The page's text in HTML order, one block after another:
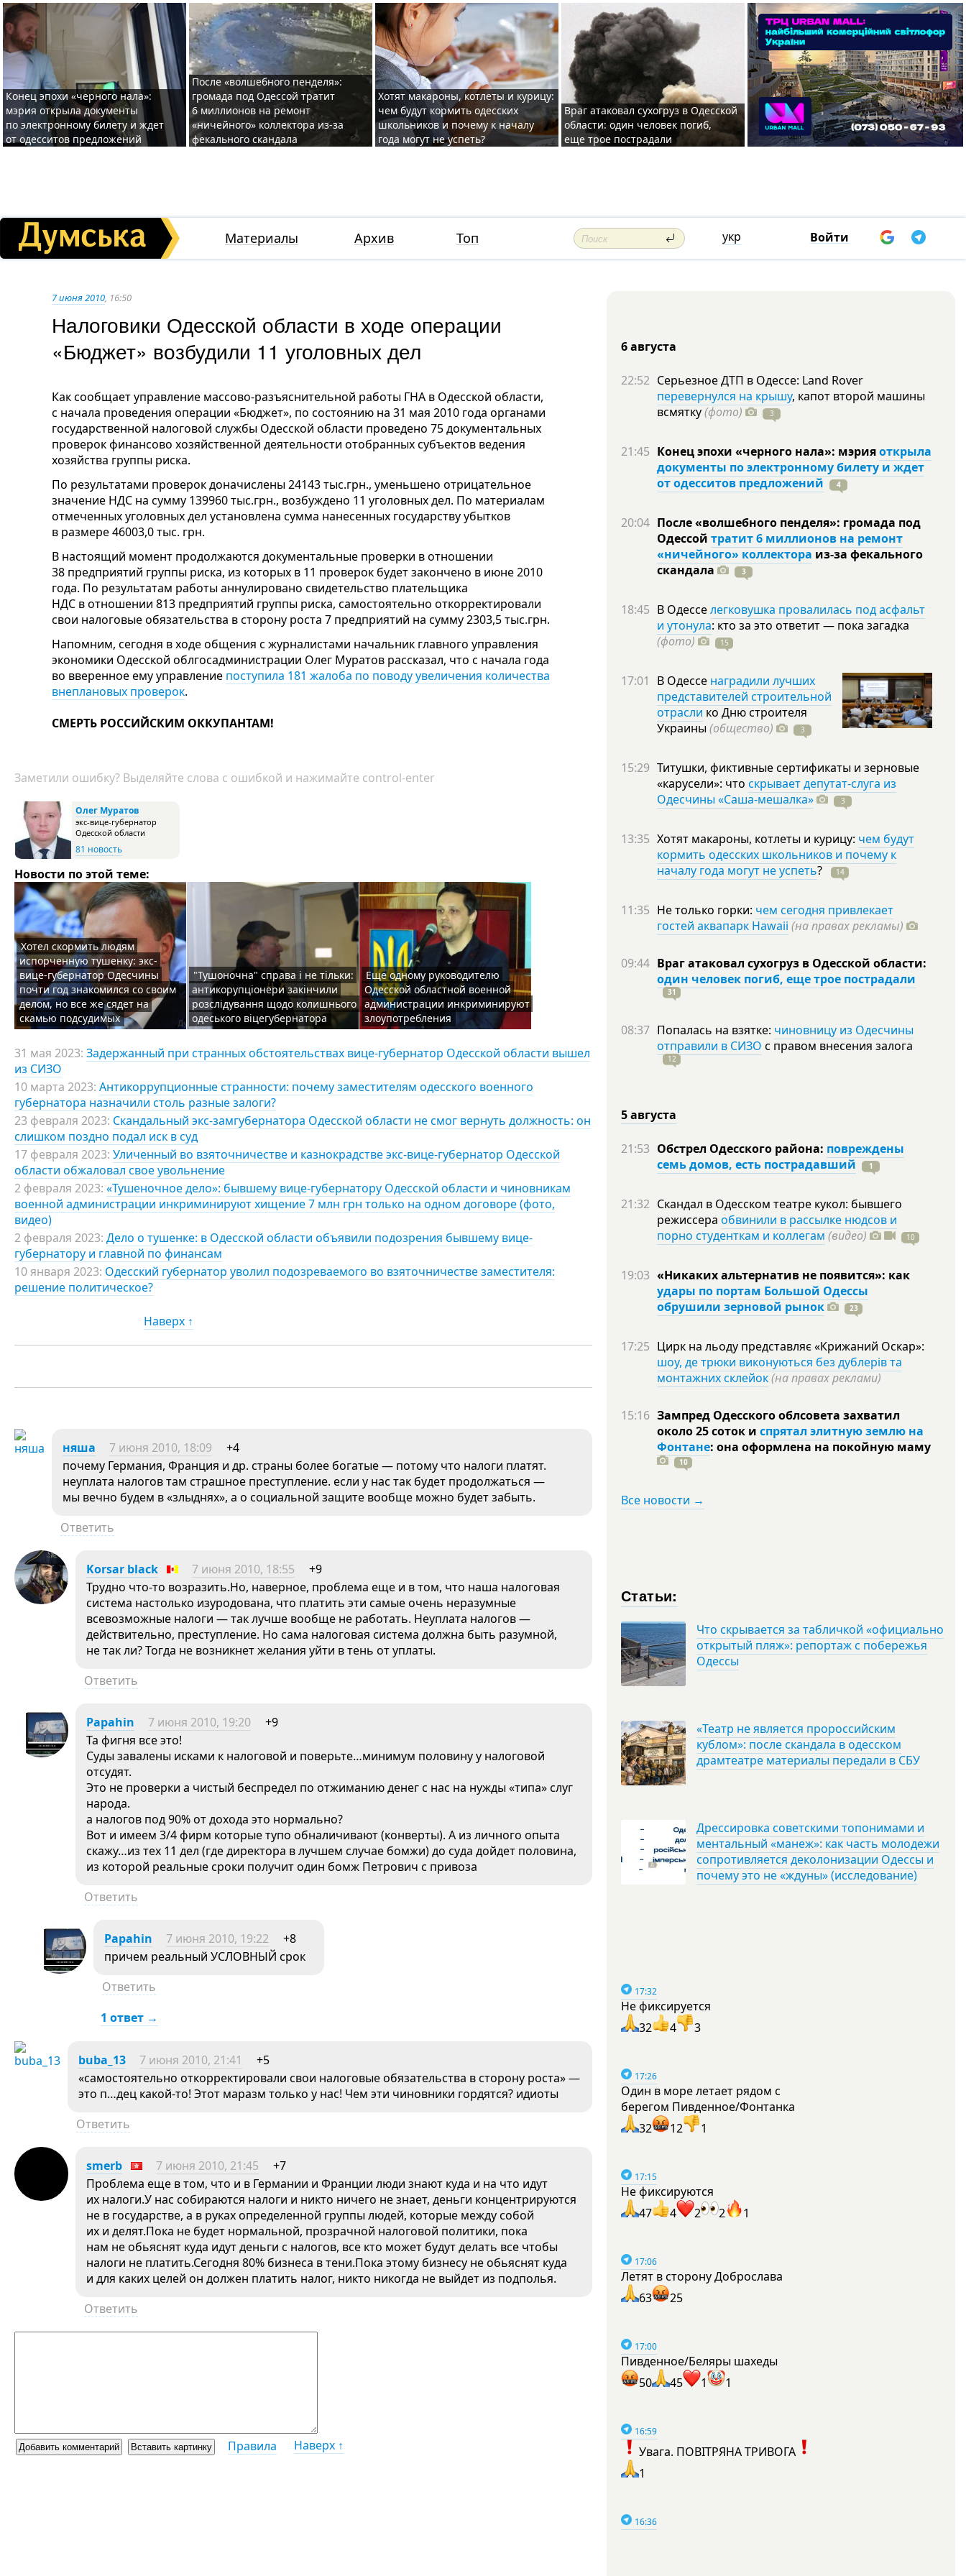
Конец эпохи «черного нала»:
мэрия открыла документы
по электронному билету и ждет
от одесситов предложений
После «волшебного пенделя»:
громада под Одессой тратит
6 миллионов на ремонт
«ничейного» коллектора из-за
фекального скандала
Хотят макароны, котлеты и курицу:
чем будут кормить одесских
школьников и почему к началу
года могут не успеть?
Враг атаковал сухогруз в Одесской
области: один человек погиб,
еще трое пострадали
Материалы Архив Топ укр Войти
7 июня 2010, 16:50
Налоговики Одесской области в ходе операции
«Бюджет» возбудили 11 уголовных дел
Как сообщает управление массово-разъяснительной работы ГНА в Одесской области,
с начала проведения операции «Бюджет», по состоянию на 31 мая 2010 года органами
государственной налоговой службы Одесской области проведено 75 документальных
проверок финансово хозяйственной деятельности отобранных субъектов ведения
хозяйства группы риска.
По результатами проверок доначислены 24143 тыс.грн., уменьшено отрицательное
значение НДС на сумму 139960 тыс.грн., возбуждено 11 уголовных дел. По материалам
отмеченных уголовных дел установлена сумма нанесенных государству убытков
в размере 46003,0 тыс. грн.
В настоящий момент продолжаются документальные проверки в отношении
38 предприятий группы риска, из которых в 11 проверок будет закончено в июне 2010
года. По результатам работы аннулировано свидетельство плательщика
НДС в отношении 813 предприятий группы риска, самостоятельно откорректировали
свои налоговые обязательства в сторону роста 7 предприятий на сумму 2303,5 тыс.грн.
Напомним, сегодня в ходе общения с журналистами начальник главного управления
экономики Одесской облгосадминистрации Олег Муратов рассказал, что с начала года
во вверенное ему управление поступила 181 жалоба по поводу увеличения количества
внеплановых проверок.
СМЕРТЬ РОССИЙСКИМ ОККУПАНТАМ!
Заметили ошибку? Выделяйте слова с ошибкой и нажимайте control-enter
Олег Муратов
экс-вице-губернатор
Одесской области
81 новость
Новости по этой теме:
Хотел скормить людям
испорченную тушенку: экс-
вице-губернатор Одесчины
почти год знакомился со своим
делом, но все же сядет на
скамью подсудимых
"Тушоночна" справа і не тільки:
антикорупціонери закінчили
розслідування щодо колишнього
одеського віцегубернатора
Еще одному руководителю
Одесской областной военной
администрации инкриминируют
злоупотребления
31 мая 2023: Задержанный при странных обстоятельствах вице-губернатор Одесской области вышел
из СИЗО
10 марта 2023: Антикоррупционные странности: почему заместителям одесского военного
губернатора назначили столь разные залоги?
23 февраля 2023: Скандальный экс-замгубернатора Одесской области не смог вернуть должность: он
слишком поздно подал иск в суд
17 февраля 2023: Уличенный во взяточничестве и казнокрадстве экс-вице-губернатор Одесской
области обжаловал свое увольнение
2 февраля 2023: «Тушеночное дело»: бывшему вице-губернатору Одесской области и чиновникам
военной администрации инкриминируют хищение 7 млн грн только на одном договоре (фото,
видео)
2 февраля 2023: Дело о тушенке: в Одесской области объявили подозрения бывшему вице-
губернатору и главной по финансам
10 января 2023: Одесский губернатор уволил подозреваемого во взяточничестве заместителя:
решение политическое?
Наверх ↑
няша 7 июня 2010, 18:09
+4
почему Германия, Франция и др. страны более богатые — потому что налоги платят.
неуплата налогов там страшное преступление. если у нас так будет продолжаться —
мы вечно будем в «злыднях», а о социальной защите вообще можно будет забыть.
Ответить
Korsar black 7 июня 2010, 18:55
+9
Трудно что-то возразить.Но, наверное, проблема еще и в том, что наша налоговая
система настолько изуродована, что платить эти самые очень неразумные
всевозможные налоги — так лучше вообще не работать. Неуплата налогов —
действительно, преступление. Но сама налоговая система должна быть разумной,
не так ли? Тогда не возникнет желания уйти в тень от уплаты.
Ответить
Papahin 7 июня 2010, 19:20
+9
Та фигня все это!
Суды завалены исками к налоговой и поверьте…минимум половину у налоговой
отсудят.
Это не проверки а чистый беспредел по отжиманию денег с нас на нужды «типа» слуг
народа.
а налогов под 90% от дохода это нормально?
Вот и имеем 3/4 фирм которые тупо обналичивают (конверты). А из личного опыта
скажу…из тех 11 дел (где директора в лучшем случае бомжи) до суда дойдет половина,
из которой реальные сроки получит один бомж Петрович с привоза
Ответить
Papahin 7 июня 2010, 19:22
+8
причем реальный УСЛОВНЫЙ срок
Ответить
1 ответ →
buba_13 7 июня 2010, 21:41
+5
«самостоятельно откорректировали свои налоговые обязательства в сторону роста» —
это п…дец какой-то! Этот маразм только у нас! Чем эти чиновники гордятся? идиоты
Ответить
smerb 7 июня 2010, 21:45
+7
Проблема еще в том, что и в Германии и Франции люди знают куда и на что идут
их налоги.У нас собираются налоги и никто ничего не знает, деньги концентрируются
не в государстве, а в руках определенной группы людей, которые между собой
их и делят.Пока не будет нормальной, прозрачной налоговой политики, пока
нам не обьяснят куда идут деньги с налогов, все кто может будут делать все чтобы
налоги не платить.Сегодня 80% бизнеса в тени.Пока этому бизнесу не обьяснят куда
и для каких целей он должен платить налог, никто никогда не выйдет из подполья.
Ответить
Правила Наверх ↑
6 августа
22:52 Серьезное ДТП в Одессе: Land Rover
перевернулся на крышу, капот второй машины
всмятку(фото) 3
21:45 Конец эпохи «черного нала»: мэрияоткрыла
документы по электронному билету и ждет
от одесситов предложений
4
20:04 После «волшебного пенделя»: громада под
Одессой тратит 6 миллионов на ремонт
«ничейного» коллектора из-за фекального
скандала
3
18:45 В Одесселегковушка провалилась под асфальт
и утонула: кто за это ответит — пока загадка
(фото)
15
17:01 В Одессе наградили лучших
представителей строительной
отрасли ко Дню строителя
Украины (общество) 3
15:29 Титушки, фиктивные сертификаты и зерновые
«карусели»: что скрывает депутат-слуга из
Одесчины «Саша-мешалка»
3
13:35 Хотят макароны, котлеты и курицу: чем будут
кормить одесских школьников и почему к
началу года могут не успеть? 14
11:35 Не только горки: чем сегодня привлекает
гостей аквапарк Hawaii (на правах рекламы)
09:44 Враг атаковал сухогруз в Одесской области:
один человек погиб, еще трое пострадали
31
08:37 Попалась на взятке: чиновницу из Одесчины
отправили в СИЗО с правом внесения залога
12
5 августа
21:53 Обстрел Одесского района: повреждены
семь домов, есть пострадавший
1
21:32 Скандал в Одесском театре кукол: бывшего
режиссера обвинили в рассылке нюдсов и
порно студенткам и коллегам (видео) 10
19:03 «Никаких альтернатив не появится»: как
удары по портам Большой Одессы
обрушили зерновой рынок
23
17:25 Цирк на льоду представляє «Крижаний Оскар»:
шоу, де трюки виконуються без дублерів та
монтажних склейок(на правах реклами)
15:16 Зампред Одесского облсовета захватил
около 25 соток и спрятал элитную землю на
Фонтане: она оформлена на покойную маму
10
Все новости →
Статьи:
Что скрывается за табличкой «официально
открытый пляж»: репортаж с побережья
Одессы
«Театр не является пророссийским
кублом»: после скандала в одесском
драмтеатре материалы передали в СБУ
Дрессировка советскими топонимами и
ментальный «манеж»: как часть молодежи
сопротивляется деколонизации Одессы и
почему это не «ждуны» (исследование)
17:32
Не фиксируется
32
4 3
17:26
Один в море летает рядом с
берегом Пивденное/Фонтанка
32
12 1
17:15
Не фиксируются
47
4 2 2 1
17:06
Летят в сторону Доброслава
63
25
17:00
Пивденное/Беляры шахеды
50
45 1 1
16:59
Увага. ПОВІТРЯНА ТРИВОГА
1
16:36